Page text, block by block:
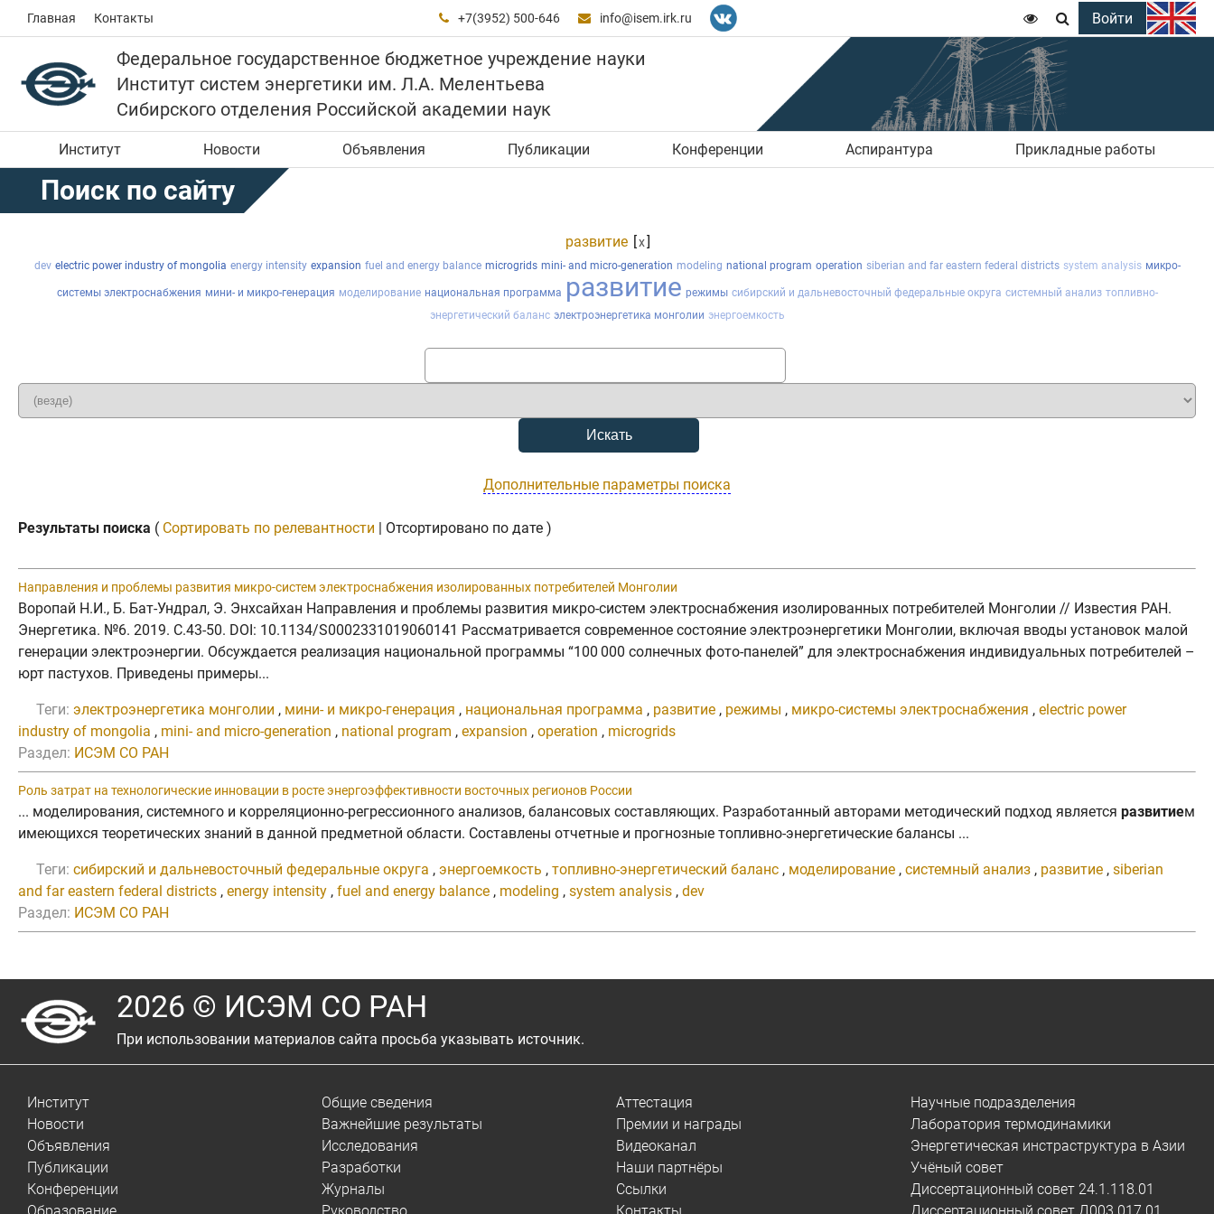
Главная Контакты  +7(3952) 500-646  info@isem.irk.ru   Войти
Федеральное государственное бюджетное учреждение науки
Институт систем энергетики им. Л.А. Мелентьева
Сибирского отделения Российской академии наук
Институт Новости Объявления Публикации Конференции Аспирантура Прикладные работы
Поиск по сайту
развитие [x]
dev electric power industry of mongolia energy intensity expansion fuel and energy balance microgrids mini- and micro-generation modeling national program operation siberian and far eastern federal districts system analysis микро-
системы электроснабжения мини- и микро-генерация моделирование национальная программа развитие режимы сибирский и дальневосточный федеральные округа системный анализ топливно-
энергетический баланс электроэнергетика монголии энергоемкость
Дополнительные параметры поиска
Результаты поиска ( Сортировать по релевантности | Отсортировано по дате )
Направления и проблемы развития микро-систем электроснабжения изолированных потребителей Монголии
Воропай Н.И., Б. Бат-Ундрал, Э. Энхсайхан Направления и проблемы развития микро-систем электроснабжения изолированных потребителей Монголии // Известия РАН.
Энергетика. №6. 2019. C.43-50. DOI: 10.1134/S0002331019060141 Рассматривается современное состояние электроэнергетики Монголии, включая вводы установок малой
генерации электроэнергии. Обсуждается реализация национальной программы “100 000 солнечных фото-панелей” для электроснабжения индивидуальных потребителей –
юрт пастухов. Приведены примеры...
Теги: электроэнергетика монголии , мини- и микро-генерация , национальная программа , развитие , режимы , микро-системы электроснабжения , electric power
industry of mongolia , mini- and micro-generation , national program , expansion , operation , microgrids
Раздел: ИСЭМ СО РАН
Роль затрат на технологические инновации в росте энергоэффективности восточных регионов России
... моделирования, системного и корреляционно-регрессионного анализов, балансовых составляющих. Разработанный авторами методический подход является развитием
имеющихся теоретических знаний в данной предметной области. Составлены отчетные и прогнозные топливно-энергетические балансы ...
Теги: сибирский и дальневосточный федеральные округа , энергоемкость , топливно-энергетический баланс , моделирование , системный анализ , развитие , siberian
and far eastern federal districts , energy intensity , fuel and energy balance , modeling , system analysis , dev
Раздел: ИСЭМ СО РАН
2026 © ИСЭМ СО РАН
При использовании материалов сайта просьба указывать источник.
Институт
Новости
Объявления
Публикации
Конференции
Образование
Общие сведения
Важнейшие результаты
Исследования
Разработки
Журналы
Руководство
Аттестация
Премии и награды
Видеоканал
Наши партнёры
Ссылки
Контакты
Научные подразделения
Лаборатория термодинамики
Энергетическая инстраструктура в Азии
Учёный совет
Диссертационный совет 24.1.118.01
Диссертационный совет Д003.017.01